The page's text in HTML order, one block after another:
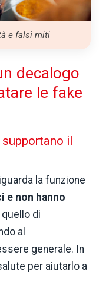
e falsi miti
decalogo
le fake
il
la funzione
e non hanno
di
al
generale. In
per aiutarlo a